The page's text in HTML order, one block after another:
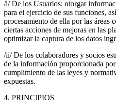
/i/ De los Usuarios: otorgar
para el ejercicio de sus funciones,
procesamiento de ella por las áreas
ciertas acciones de mejoras en las
optimizar la captura de los datos
/ii/ De los colaboradores y socios
de la información proporcionada
cumplimiento de las leyes y
expuestas.
4. PRINCIPIOS